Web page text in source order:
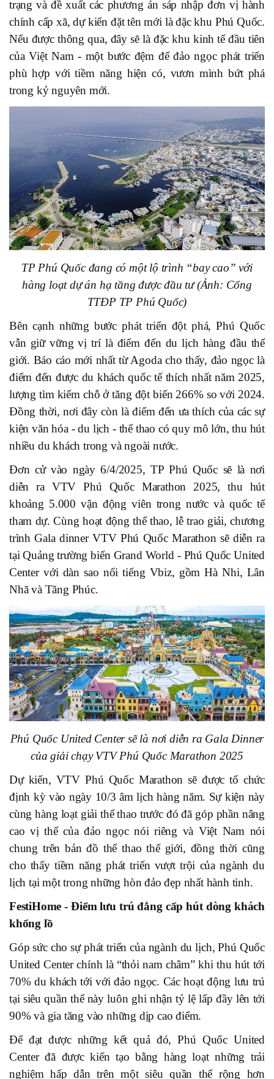
trạng và đề xuất các phương án sáp nhập đơn vị hành
chính cấp xã, dự kiến đặt tên mới là đặc khu Phú Quốc.
Nếu được thông qua, đây sẽ là đặc khu kinh tế đầu tiên
của Việt Nam - một bước đệm để đảo ngọc phát triển
phù hợp với tiềm năng hiện có, vươn mình bứt phá
trong kỷ nguyên mới.
TP Phú Quốc đang có một lộ trình “bay cao” với
hàng loạt dự án hạ tầng được đầu tư (Ảnh: Cổng
TTĐP TP Phú Quốc)
Bên cạnh những bước phát triển đột phá, Phú Quốc
vẫn giữ vững vị trí là điểm đến du lịch hàng đầu thế
giới. Báo cáo mới nhất từ Agoda cho thấy, đảo ngọc là
điểm đến được du khách quốc tế thích nhất năm 2025,
lượng tìm kiếm chỗ ở tăng đột biến 266% so với 2024.
Đồng thời, nơi đây còn là điểm đến ưa thích của các sự
kiện văn hóa - du lịch - thể thao có quy mô lớn, thu hút
nhiều du khách trong và ngoài nước.
Đơn cử vào ngày 6/4/2025, TP Phú Quốc sẽ là nơi
diễn ra VTV Phú Quốc Marathon 2025, thu hút
khoảng 5.000 vận động viên trong nước và quốc tế
tham dự. Cùng hoạt động thể thao, lễ trao giải, chương
trình Gala dinner VTV Phú Quốc Marathon sẽ diễn ra
tại Quảng trường biển Grand World - Phú Quốc United
Center với dàn sao nổi tiếng Vbiz, gồm Hà Nhi, Lân
Nhã và Tăng Phúc.
Phú Quốc United Center sẽ là nơi diễn ra Gala Dinner
của giải chạy VTV Phú Quốc Marathon 2025
Dự kiến, VTV Phú Quốc Marathon sẽ được tổ chức
định kỳ vào ngày 10/3 âm lịch hàng năm. Sự kiện này
cùng hàng loạt giải thể thao trước đó đã góp phần nâng
cao vị thế của đảo ngọc nói riêng và Việt Nam nói
chung trên bản đồ thể thao thế giới, đồng thời cũng
cho thấy tiềm năng phát triển vượt trội của ngành du
lịch tại một trong những hòn đảo đẹp nhất hành tinh.
FestiHome - Điểm lưu trú đẳng cấp hút dòng khách
khổng lồ
Góp sức cho sự phát triển của ngành du lịch, Phú Quốc
United Center chính là “thỏi nam châm” khi thu hút tới
70% du khách tới với đảo ngọc. Các hoạt động lưu trú
tại siêu quần thể này luôn ghi nhận tỷ lệ lấp đầy lên tới
90% và gia tăng vào những dịp cao điểm.
Để đạt được những kết quả đó, Phú Quốc United
Center đã được kiến tạo bằng hàng loạt những trải
nghiệm hấp dẫn trên một siêu quần thể rộng hơn